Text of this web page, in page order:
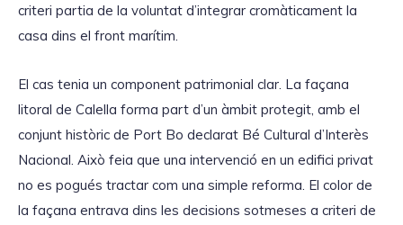
criteri partia de la voluntat d’integrar cromàticament la
casa dins el front marítim.
El cas tenia un component patrimonial clar. La façana
litoral de Calella forma part d’un àmbit protegit, amb el
conjunt històric de Port Bo declarat Bé Cultural d’Interès
Nacional. Això feia que una intervenció en un edifici privat
no es pogués tractar com una simple reforma. El color de
la façana entrava dins les decisions sotmeses a criteri de